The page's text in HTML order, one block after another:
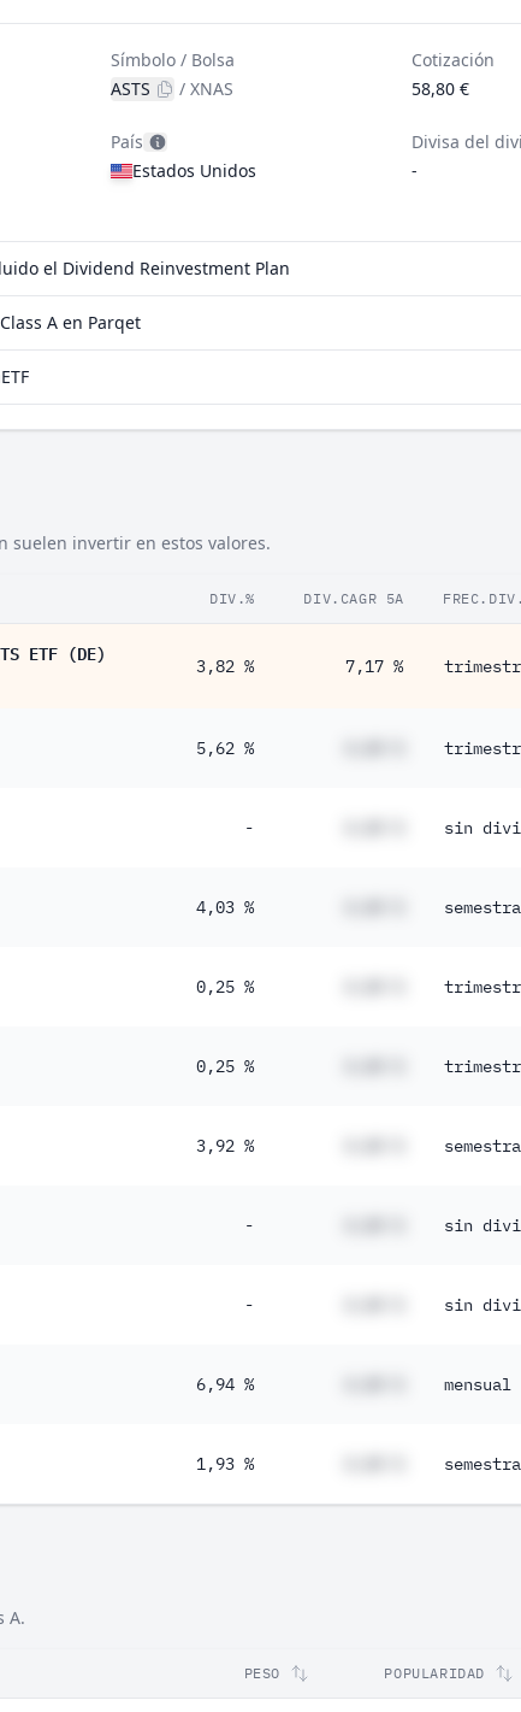
Símbolo / Bolsa
ASTS
/XNAS
Cotización
58,80 €
País
Estados Unidos
Divisa del
-
el Dividend Reinvestment Plan
A en Parqet
suelen invertir en estos valores.
DIV.% DIV.CAGR 5A
ETF (DE)
3,82 % 7,17 %
5,62 %
- sin
4,03 %
0,25 %
0,25 %
3,92 %
- sin
- sin
6,94 % mensual
1,93 %
A.
PESO POPULARIDAD